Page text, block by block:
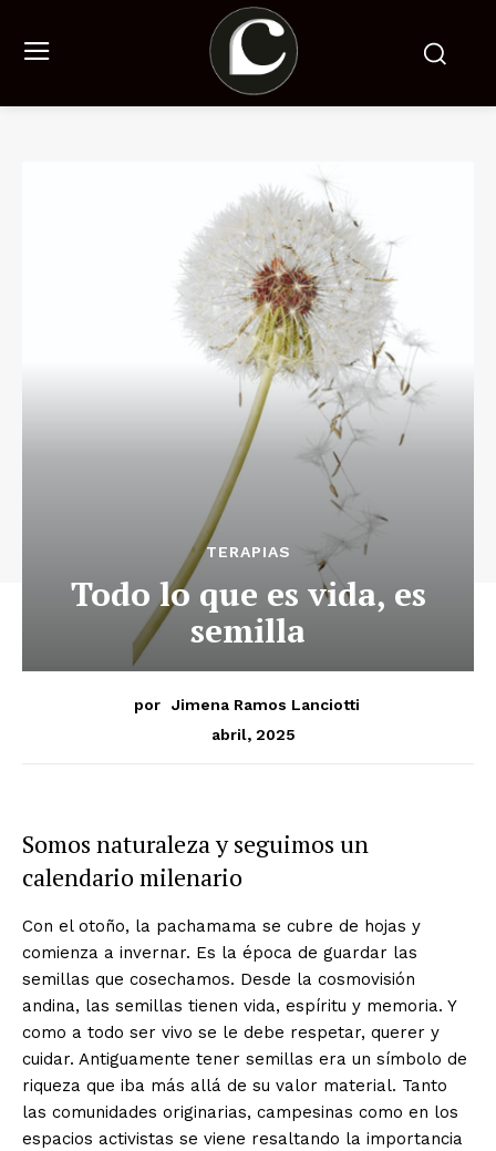
TERAPIAS
Todo lo que es vida, es
semilla
por
Jimena Ramos Lanciotti
abril, 2025
Somos naturaleza y seguimos un
calendario milenario
Con el otoño, la pachamama se cubre de hojas y
comienza a invernar. Es la época de guardar las
semillas que cosechamos. Desde la cosmovisión
andina, las semillas tienen vida, espíritu y memoria. Y
como a todo ser vivo se le debe respetar, querer y
cuidar. Antiguamente tener semillas era un símbolo de
riqueza que iba más allá de su valor material. Tanto
las comunidades originarias, campesinas como en los
espacios activistas se viene resaltando la importancia